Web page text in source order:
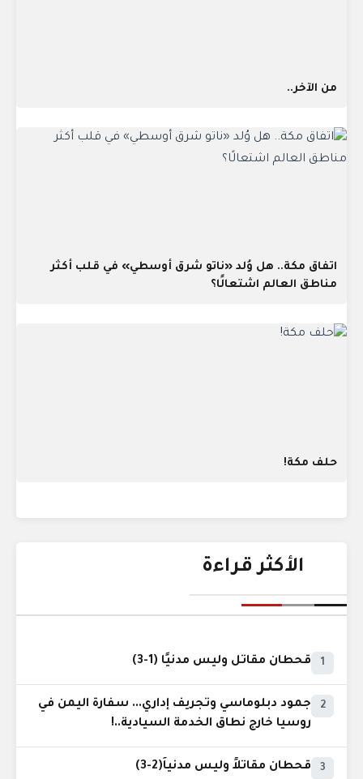
من الآخر..
اتفاق مكة.. هل وُلد «ناتو شرق أوسطي» في قلب أكثر
مناطق العالم اشتعالًا؟
حلف مكة!
الأكثر قراءة
1 قحطان مقاتل وليس مدنيًا (1-3)
2
جمود دبلوماسي وتجريف إداري... سفارة اليمن في
روسيا خارج نطاق الخدمة السيادية..!
3 قحطان مقاتلاً وليس مدنياً(2-3)